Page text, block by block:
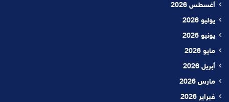
أغسطس 2026
يوليو 2026
يونيو 2026
مايو 2026
أبريل 2026
مارس 2026
فبراير 2026